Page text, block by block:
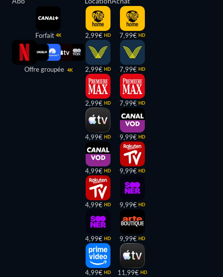
Forfait 4K
Offre groupée 4K
2,99€ HD
2,99€ HD
2,99€ HD
4,99€ HD
4,99€ HD
4,99€ HD
4,99€ HD
4,99€ HD
7,99€ HD
7,99€ HD
7,99€ HD
9,99€ HD
9,99€ HD
9,99€ HD
9,99€ HD
11,99€ HD